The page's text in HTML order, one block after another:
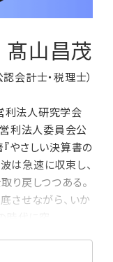
髙山昌茂
会計士・税理士）
利法人研究学会
利法人委員会公
やさしい決算書の
は急速に収束し、
り戻しつつある。
させながら、いか